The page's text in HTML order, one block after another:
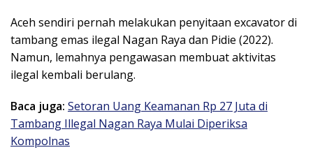
Aceh sendiri pernah melakukan penyitaan excavator di
tambang emas ilegal Nagan Raya dan Pidie (2022).
Namun, lemahnya pengawasan membuat aktivitas
ilegal kembali berulang.
Baca juga: Setoran Uang Keamanan Rp 27 Juta di
Tambang Illegal Nagan Raya Mulai Diperiksa
Kompolnas